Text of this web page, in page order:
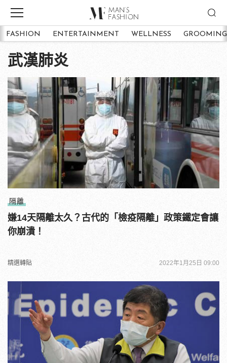
FASHION ENTERTAINMENT WELLNESS GROOMING
武漢肺炎
隔離
嫌14天隔離太久？古代的「檢疫隔離」政策鐵定會讓
你崩潰！
精選轉貼 2022年1月25日 09:00